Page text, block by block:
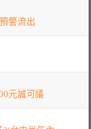
警流出
元誠可議